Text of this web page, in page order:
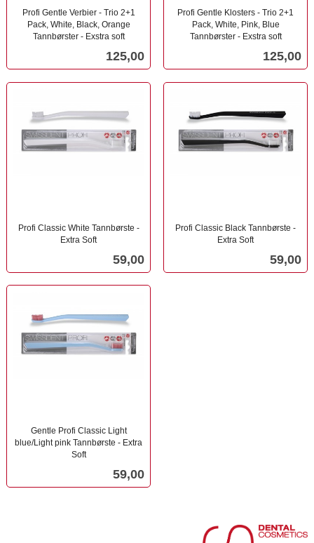
Profi Gentle Verbier - Trio 2+1
Pack, White, Black, Orange
Tannbørster - Exstra soft
Pris
125,00
Profi Gentle Klosters - Trio 2+1
Pack, White, Pink, Blue
Tannbørster - Exstra soft
Pris
125,00
Profi Classic White Tannbørste -
Extra Soft
Pris
59,00
Profi Classic Black Tannbørste -
Extra Soft
Pris
59,00
Gentle Profi Classic Light
blue/Light pink Tannbørste - Extra
Soft
Pris
59,00